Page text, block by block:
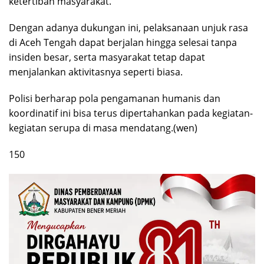
Dengan adanya dukungan ini, pelaksanaan unjuk rasa
di Aceh Tengah dapat berjalan hingga selesai tanpa
insiden besar, serta masyarakat tetap dapat
menjalankan aktivitasnya seperti biasa.
Polisi berharap pola pengamanan humanis dan
koordinatif ini bisa terus dipertahankan pada kegiatan-
kegiatan serupa di masa mendatang.(wen)
150